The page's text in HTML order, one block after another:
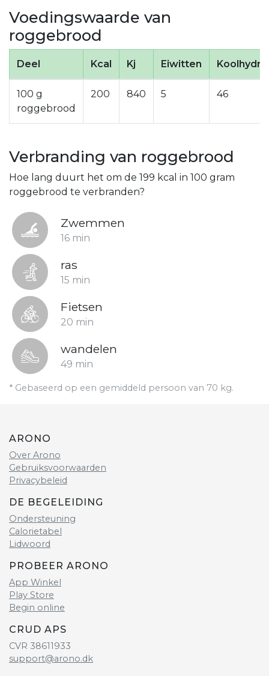
Voedingswaarde van
roggebrood
Deel Kcal Kj Eiwitten
100 g
roggebrood
200 840 5 46
Verbranding van roggebrood
Hoe lang duurt het om de 199 kcal in 100 gram
roggebrood te verbranden?
Zwemmen
16 min
ras
15 min
Fietsen
20 min
wandelen
49 min
* Gebaseerd op een gemiddeld persoon van 70 kg.
ARONO
Over Arono
Gebruiksvoorwaarden
Privacybeleid
DE BEGELEIDING
Ondersteuning
Calorietabel
Lidwoord
PROBEER ARONO
App Winkel
Play Store
Begin online
CRUD APS
CVR 38611933
support@arono.dk